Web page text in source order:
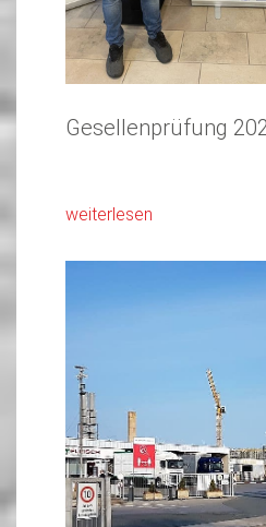
Gesellenprüfung
weiterlesen